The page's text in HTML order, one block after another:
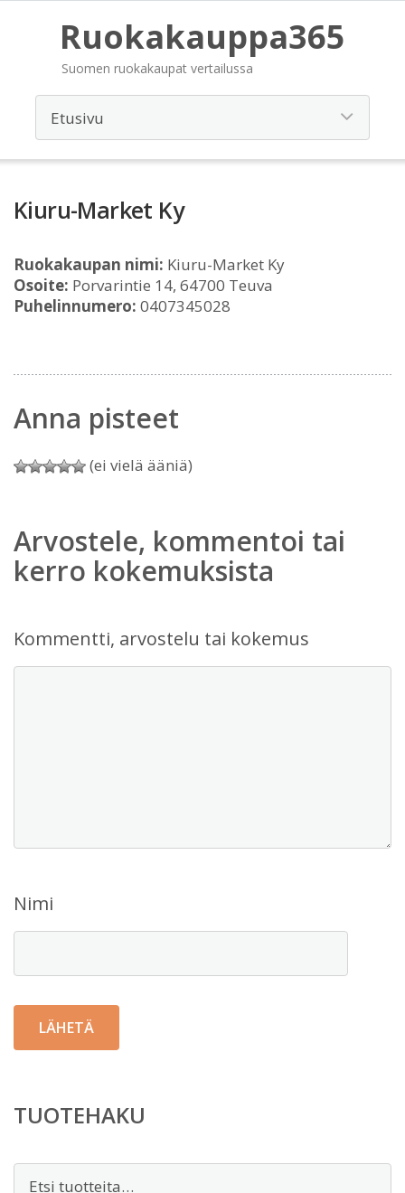
Ruokakauppa365
Suomen ruokakaupat vertailussa
Kiuru-Market Ky
Ruokakaupan nimi: Kiuru-Market Ky
Osoite: Porvarintie 14, 64700 Teuva
Puhelinnumero: 0407345028
Anna pisteet
(ei vielä ääniä)
Arvostele, kommentoi tai
kerro kokemuksista
Kommentti, arvostelu tai kokemus
Nimi
TUOTEHAKU